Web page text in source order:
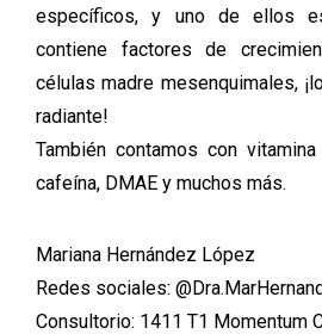
específicos, y uno de ellos
contiene factores de
células madre mesenquimales,
radiante!
También contamos con
cafeína, DMAE y muchos más.
Mariana Hernández López
Redes sociales:
Consultorio: 1411 T1 Momentum